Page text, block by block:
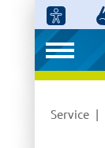
Service